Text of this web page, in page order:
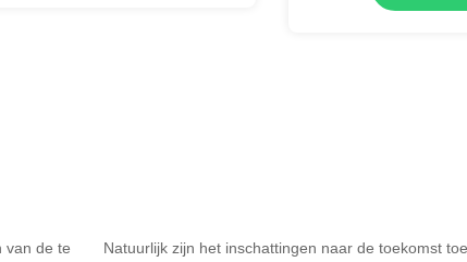
van de te Natuurlijk zijn het inschattingen naar de toekomst